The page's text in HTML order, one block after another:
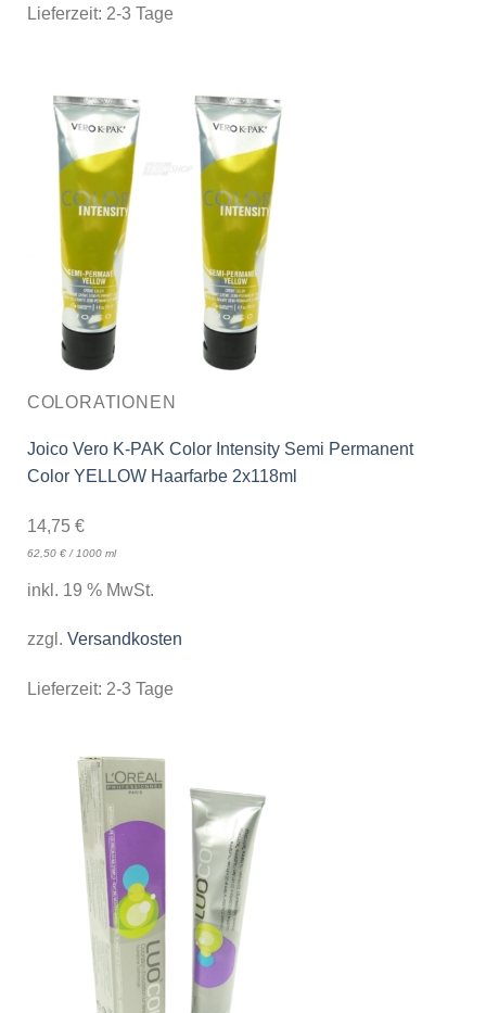
Lieferzeit: 2-3 Tage
COLORATIONEN
Joico Vero K-PAK Color Intensity Semi Permanent
Color YELLOW Haarfarbe 2x118ml
14,75 €
62,50 €/ 1000 ml
inkl. 19 % MwSt.
zzgl. Versandkosten
Lieferzeit: 2-3 Tage